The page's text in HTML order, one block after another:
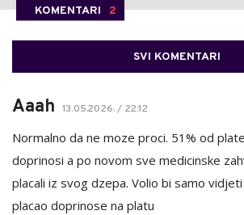
KOMENTARI 2
SVI KOMENTARI
Aaah 13.05.2026. / 22:12
Normalno da ne moze proci. 51% od
doprinosi a po novom sve medicinske
placali iz svog dzepa. Volio bi samo
placao doprinose na platu